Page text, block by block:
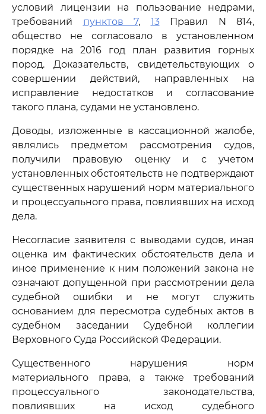
условий лицензии на пользование недрами,
требований пунктов 7, 13Правил N 814,
общество не согласовало в установленном
порядке на 2016 год план развития горных
пород. Доказательств, свидетельствующих о
совершении действий, направленных на
исправление недостатков и согласование
такого плана, судами не установлено.
Доводы, изложенные в кассационной жалобе,
являлись предметом рассмотрения судов,
получили правовую оценку и с учетом
установленных обстоятельств не подтверждают
существенных нарушений норм материального
и процессуального права, повлиявших на исход
дела.
Несогласие заявителя с выводами судов, иная
оценка им фактических обстоятельств дела и
иное применение к ним положений закона не
означают допущенной при рассмотрении дела
судебной ошибки и не могут служить
основанием для пересмотра судебных актов в
судебном заседании Судебной коллегии
Верховного Суда Российской Федерации.
Существенного нарушения норм
материального права, а также требований
процессуального законодательства,
повлиявших на исход судебного